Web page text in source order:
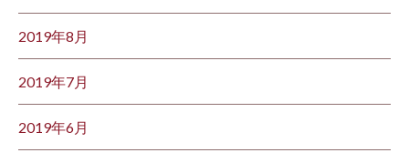
2019年8月
2019年7月
2019年6月